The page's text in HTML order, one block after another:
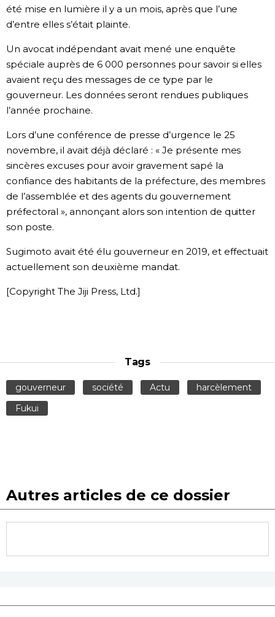
Vidéos
Tokyo
été mise en lumière il y a un mois, après que l’une
d’entre elles s’était plainte.
Un avocat indépendant avait mené une enquête
spéciale auprès de 6 000 personnes pour savoir si elles
avaient reçu des messages de ce type par le
gouverneur. Les données seront rendues publiques
l’année prochaine.
Lors d’une conférence de presse d’urgence le 25
novembre, il avait déjà déclaré : « Je présente mes
sincères excuses pour avoir gravement sapé la
confiance des habitants de la préfecture, des membres
de l’assemblée et des agents du gouvernement
préfectoral », annonçant alors son intention de quitter
son poste.
Sugimoto avait été élu gouverneur en 2019, et effectuait
actuellement son deuxième mandat.
[Copyright The Jiji Press, Ltd.]
Tags
gouverneur société Actu
harcèlement
Fukui
Autres articles de ce dossier